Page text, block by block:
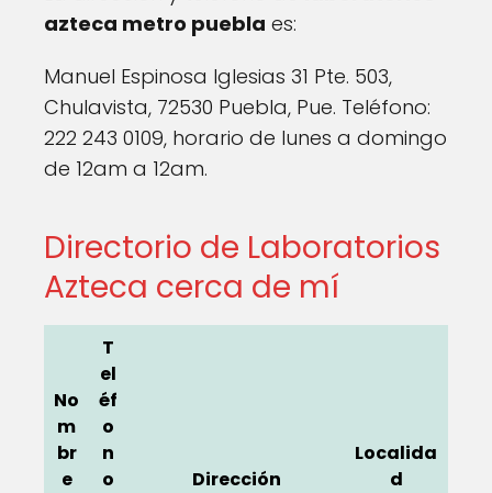
azteca metro puebla es:
Manuel Espinosa Iglesias 31 Pte. 503,
Chulavista, 72530 Puebla, Pue. Teléfono:
222 243 0109, horario de lunes a domingo
de 12am a 12am.
Directorio de Laboratorios
Azteca cerca de mí
No
m
br
e
T
el
éf
o
n
o
Dirección
Localida
d